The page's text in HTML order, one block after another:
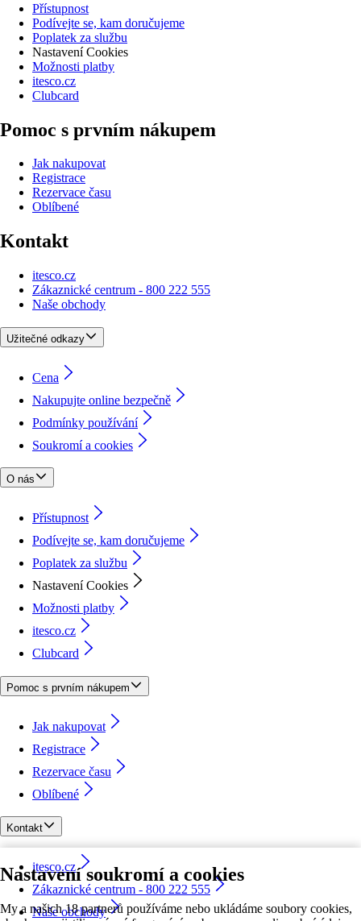
Nastavení soukromí a cookies
My a našich 18 partnerů používáme nebo ukládáme soubory cookies,
Přístupnost
Podívejte se, kam doručujeme
Poplatek za službu
Nastavení Cookies
Možnosti platby
itesco.cz
Clubcard
Pomoc s prvním nákupem
Jak nakupovat
Registrace
Rezervace času
Oblíbené
Kontakt
itesco.cz
Zákaznické centrum - 800 222 555
Naše obchody
Užitečné odkazy
Cena
Nakupujte online bezpečně
Podmínky používání
Soukromí a cookies
O nás
Přístupnost
Podívejte se, kam doručujeme
Poplatek za službu
Nastavení Cookies
Možnosti platby
itesco.cz
Clubcard
Pomoc s prvním nákupem
Jak nakupovat
Registrace
Rezervace času
Oblíbené
Kontakt
itesco.cz
Zákaznické centrum - 800 222 555
Naše obchody